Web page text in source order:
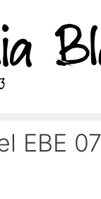
EBE 07